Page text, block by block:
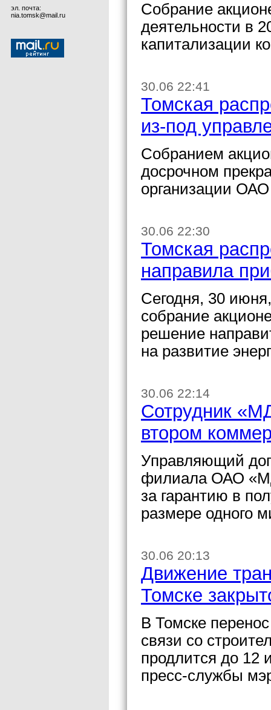
эл. почта:
nia.tomsk@mail.ru
Собрание
деятельности в
капитализации
30.06 22:41
Томская
из-под
Собранием
досрочном
организации
30.06 22:30
Томская
направила
Сегодня, 30
собрание
решение
на развитие
30.06 22:14
Сотрудник
втором
Управляющий
филиала ОАО
за гарантию в
размере одного
30.06 20:13
Движение
Томске
В Томске
связи со
продлится до 12
пресс-службы